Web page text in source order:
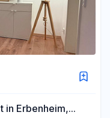
in Erbenheim,